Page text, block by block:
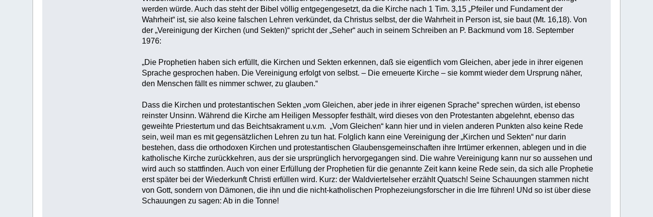
werden würde. Auch das steht der Bibel völlig entgegengesetzt, da die Kirche nach 1 Tim. 3,15 „Pfeiler und Fundament der
Wahrheit“ ist, sie also keine falschen Lehren verkündet, da Christus selbst, der die Wahrheit in Person ist, sie baut (Mt. 16,18). Von
der „Vereinigung der Kirchen (und Sekten)“ spricht der „Seher“ auch in seinem Schreiben an P. Backmund vom 18. September
1976:
„Die Prophetien haben sich erfüllt, die Kirchen und Sekten erkennen, daß sie eigentlich vom Gleichen, aber jede in ihrer eigenen
Sprache gesprochen haben. Die Vereinigung erfolgt von selbst. – Die erneuerte Kirche – sie kommt wieder dem Ursprung näher,
den Menschen fällt es nimmer schwer, zu glauben.“
Dass die Kirchen und protestantischen Sekten „vom Gleichen, aber jede in ihrer eigenen Sprache“ sprechen würden, ist ebenso
reinster Unsinn. Während die Kirche am Heiligen Messopfer festhält, wird dieses von den Protestanten abgelehnt, ebenso das
geweihte Priestertum und das Beichtsakrament u.v.m. „Vom Gleichen“ kann hier und in vielen anderen Punkten also keine Rede
sein, weil man es mit gegensätzlichen Lehren zu tun hat. Folglich kann eine Vereinigung der „Kirchen und Sekten“ nur darin
bestehen, dass die orthodoxen Kirchen und protestantischen Glaubensgemeinschaften ihre Irrtümer erkennen, ablegen und in die
katholische Kirche zurückkehren, aus der sie ursprünglich hervorgegangen sind. Die wahre Vereinigung kann nur so aussehen und
wird auch so stattfinden. Auch von einer Erfüllung der Prophetien für die genannte Zeit kann keine Rede sein, da sich alle Prophetie
erst später bei der Wiederkunft Christi erfüllen wird. Kurz: der Waldviertelseher erzählt Quatsch! Seine Schauungen stammen nicht
von Gott, sondern von Dämonen, die ihn und die nicht-katholischen Prophezeiungsforscher in die Irre führen! UNd so ist über diese
Schauungen zu sagen: Ab in die Tonne!